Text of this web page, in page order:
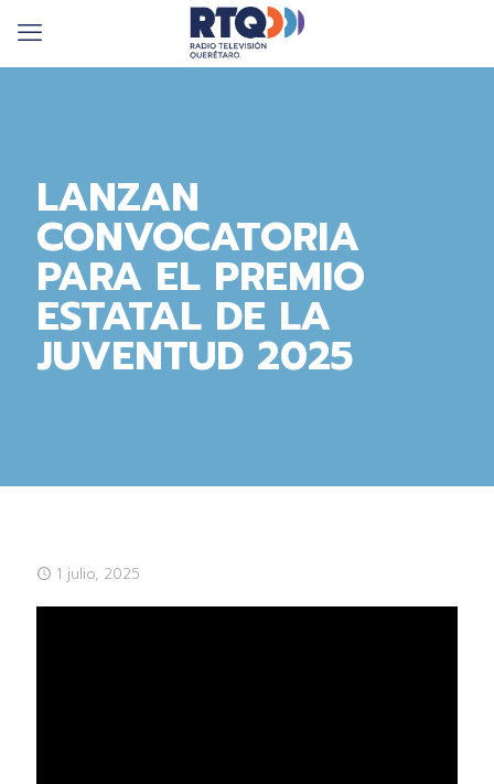
LANZAN
CONVOCATORIA
PARA EL PREMIO
ESTATAL DE LA
JUVENTUD 2025
1 julio, 2025